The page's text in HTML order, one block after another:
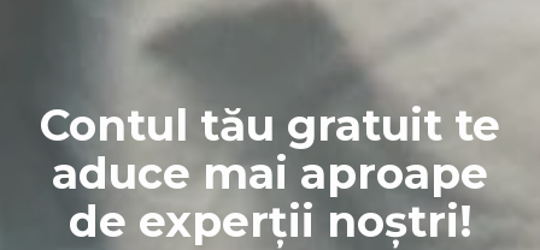
Contul tău gratuit te
aduce mai aproape
de experții noștri!